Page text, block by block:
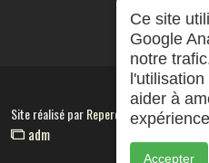
Site réalisé parRepereCom
adm
Ce site
Google
notre
aider à
Accepter